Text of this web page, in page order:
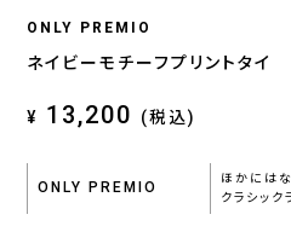
ONLY PREMIO
ネイビーモチーフプリントタイ
¥ 13,200 (税込)
ONLY PREMIO
ほかには
クラシック